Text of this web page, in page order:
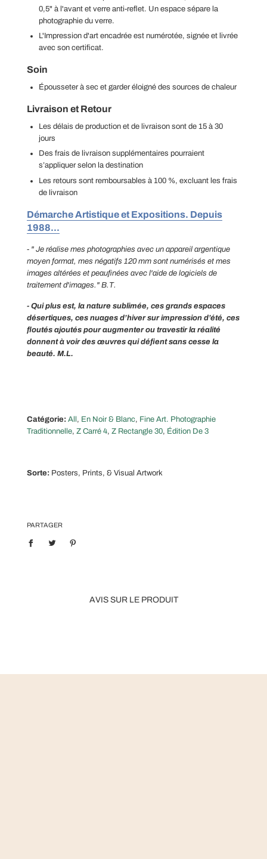
0,5" à l'avant et verre anti-reflet. Un espace sépare la
photographie du verre.
L'Impression d'art encadrée est numérotée, signée et livrée
avec son certificat.
Soin
Épousseter à sec et garder éloigné des sources de chaleur
Livraison et Retour
Les délais de production et de livraison sont de 15 à 30
jours
Des frais de livraison supplémentaires pourraient
s’appliquer selon la destination
Les retours sont remboursables à 100 %, excluant les frais
de livraison
Démarche Artistique et Expositions. Depuis
1988...
- " Je réalise mes photographies avec un appareil argentique
moyen format, mes négatifs 120 mm sont numérisés et mes
images altérées et peaufinées avec l'aide de logiciels de
traitement d'images." B.T.
- Qui plus est, la nature sublimée, ces grands espaces
désertiques, ces nuages d’hiver sur impression d’été, ces
floutés ajoutés pour augmenter ou travestir la réalité
donnent à voir des œuvres qui défient sans cesse la
beauté. M.L.
Catégorie: All, En Noir & Blanc, Fine Art. Photographie
Traditionnelle, Z Carré 4, Z Rectangle 30, Édition De 3
Sorte: Posters, Prints, & Visual Artwork
PARTAGER
AVIS SUR LE PRODUIT